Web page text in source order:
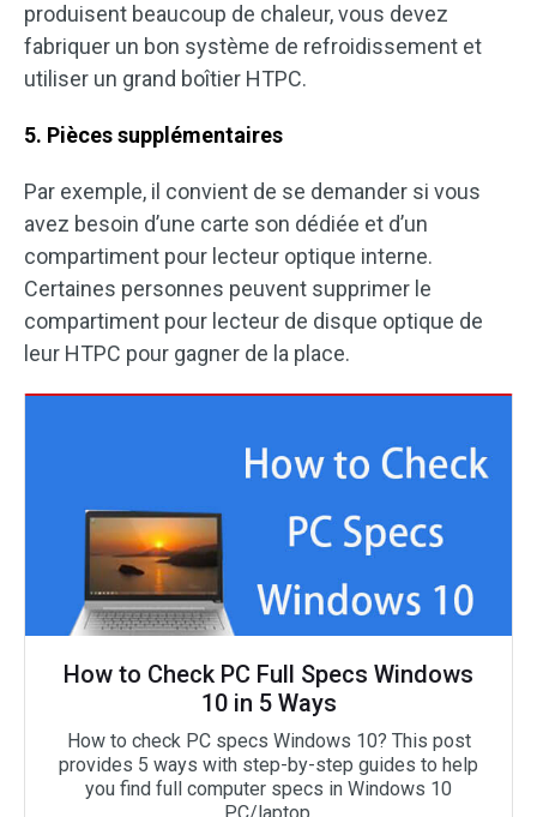
produisent beaucoup de chaleur, vous devez
fabriquer un bon système de refroidissement et
utiliser un grand boîtier HTPC.
5. Pièces supplémentaires
Par exemple, il convient de se demander si vous
avez besoin d’une carte son dédiée et d’un
compartiment pour lecteur optique interne.
Certaines personnes peuvent supprimer le
compartiment pour lecteur de disque optique de
leur HTPC pour gagner de la place.
How to Check PC Full Specs Windows
10 in 5 Ways
How to check PC specs Windows 10? This post
provides 5 ways with step-by-step guides to help
you find full computer specs in Windows 10